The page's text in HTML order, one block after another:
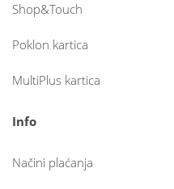
Shop&Touch
Poklon kartica
MultiPlus kartica
Info
Načini plaćanja